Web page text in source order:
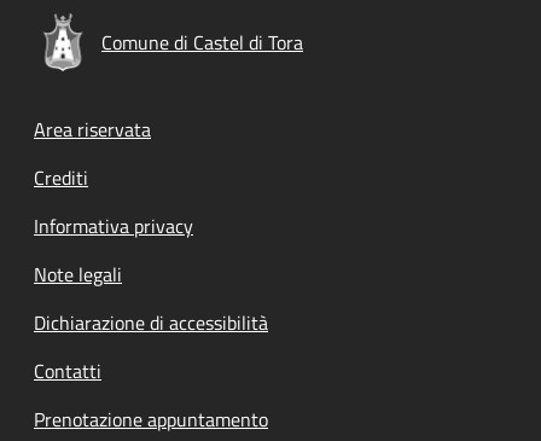
Comune di Castel di Tora
Footer menu
Area riservata
Crediti
Informativa privacy
Note legali
Dichiarazione di accessibilità
Contatti
Prenotazione appuntamento